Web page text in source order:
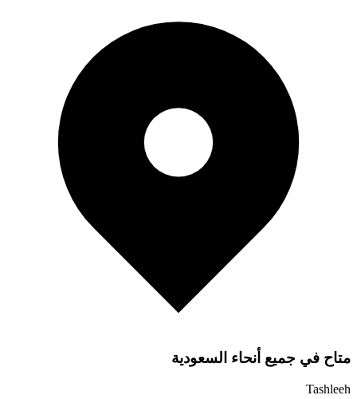
متاح في جميع أنحاء السعودية
Tashleeh